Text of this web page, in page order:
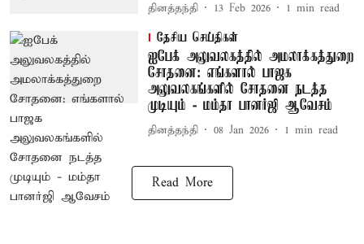
தினத்தந்தி 13 Feb 2026 1 min read
தேசிய செய்திகள்
ஐபேக் அலுவலகத்தில் அமலாக்கத்துறை
சோதனை: எங்களால் பாஜக
அலுவலகங்களில் சோதனை நடத்த
முடியும் - மம்தா பானர்ஜி ஆவேசம்
தினத்தந்தி 08 Jan 2026 1 min read
Read More